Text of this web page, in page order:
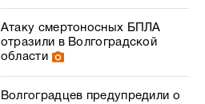
Атаку смертоносных БПЛА
отразили в Волгоградской
области
Волгоградцев предупредили о